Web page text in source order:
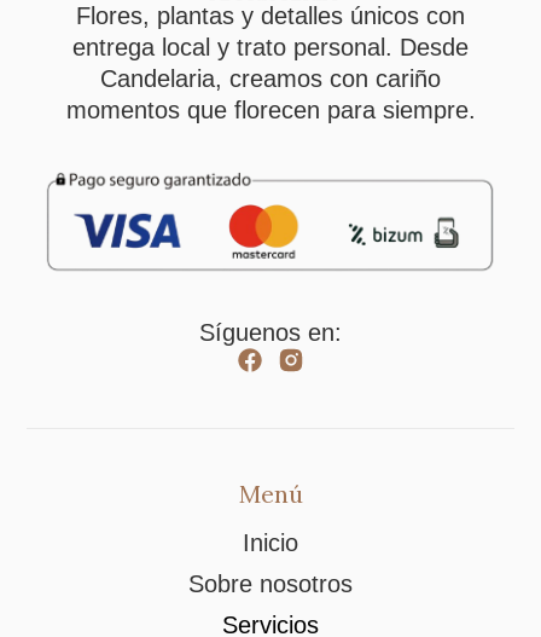
Flores, plantas y detalles únicos con
entrega local y trato personal. Desde
Candelaria, creamos con cariño
momentos que florecen para siempre.
Síguenos en:
Menú
Inicio
Sobre nosotros
Servicios